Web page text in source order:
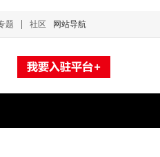
题 社区 网站导航